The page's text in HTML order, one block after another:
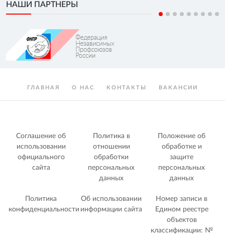
НАШИ ПАРТНЕРЫ
ГЛАВНАЯ О НАС КОНТАКТЫ ВАКАНСИИ
Соглашение об
использовании
официального
сайта
Политика в
отношении
обработки
персональных
данных
Положение об
обработке и
защите
персональных
данных
Политика
конфиденциальности
Об использовании
информации сайта
Номер записи в
Едином реестре
объектов
классификации: №